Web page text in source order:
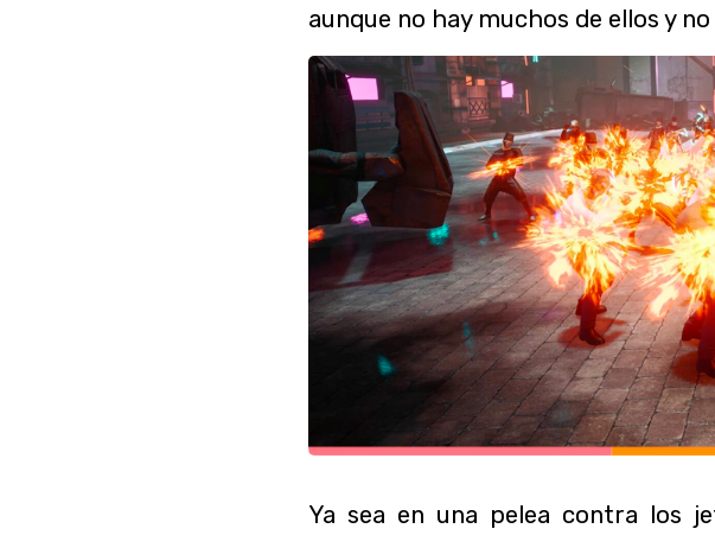
aunque no hay muchos de ellos y
Ya sea en una pelea contra los